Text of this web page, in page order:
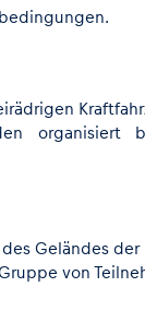
organisiert
Geländes
von